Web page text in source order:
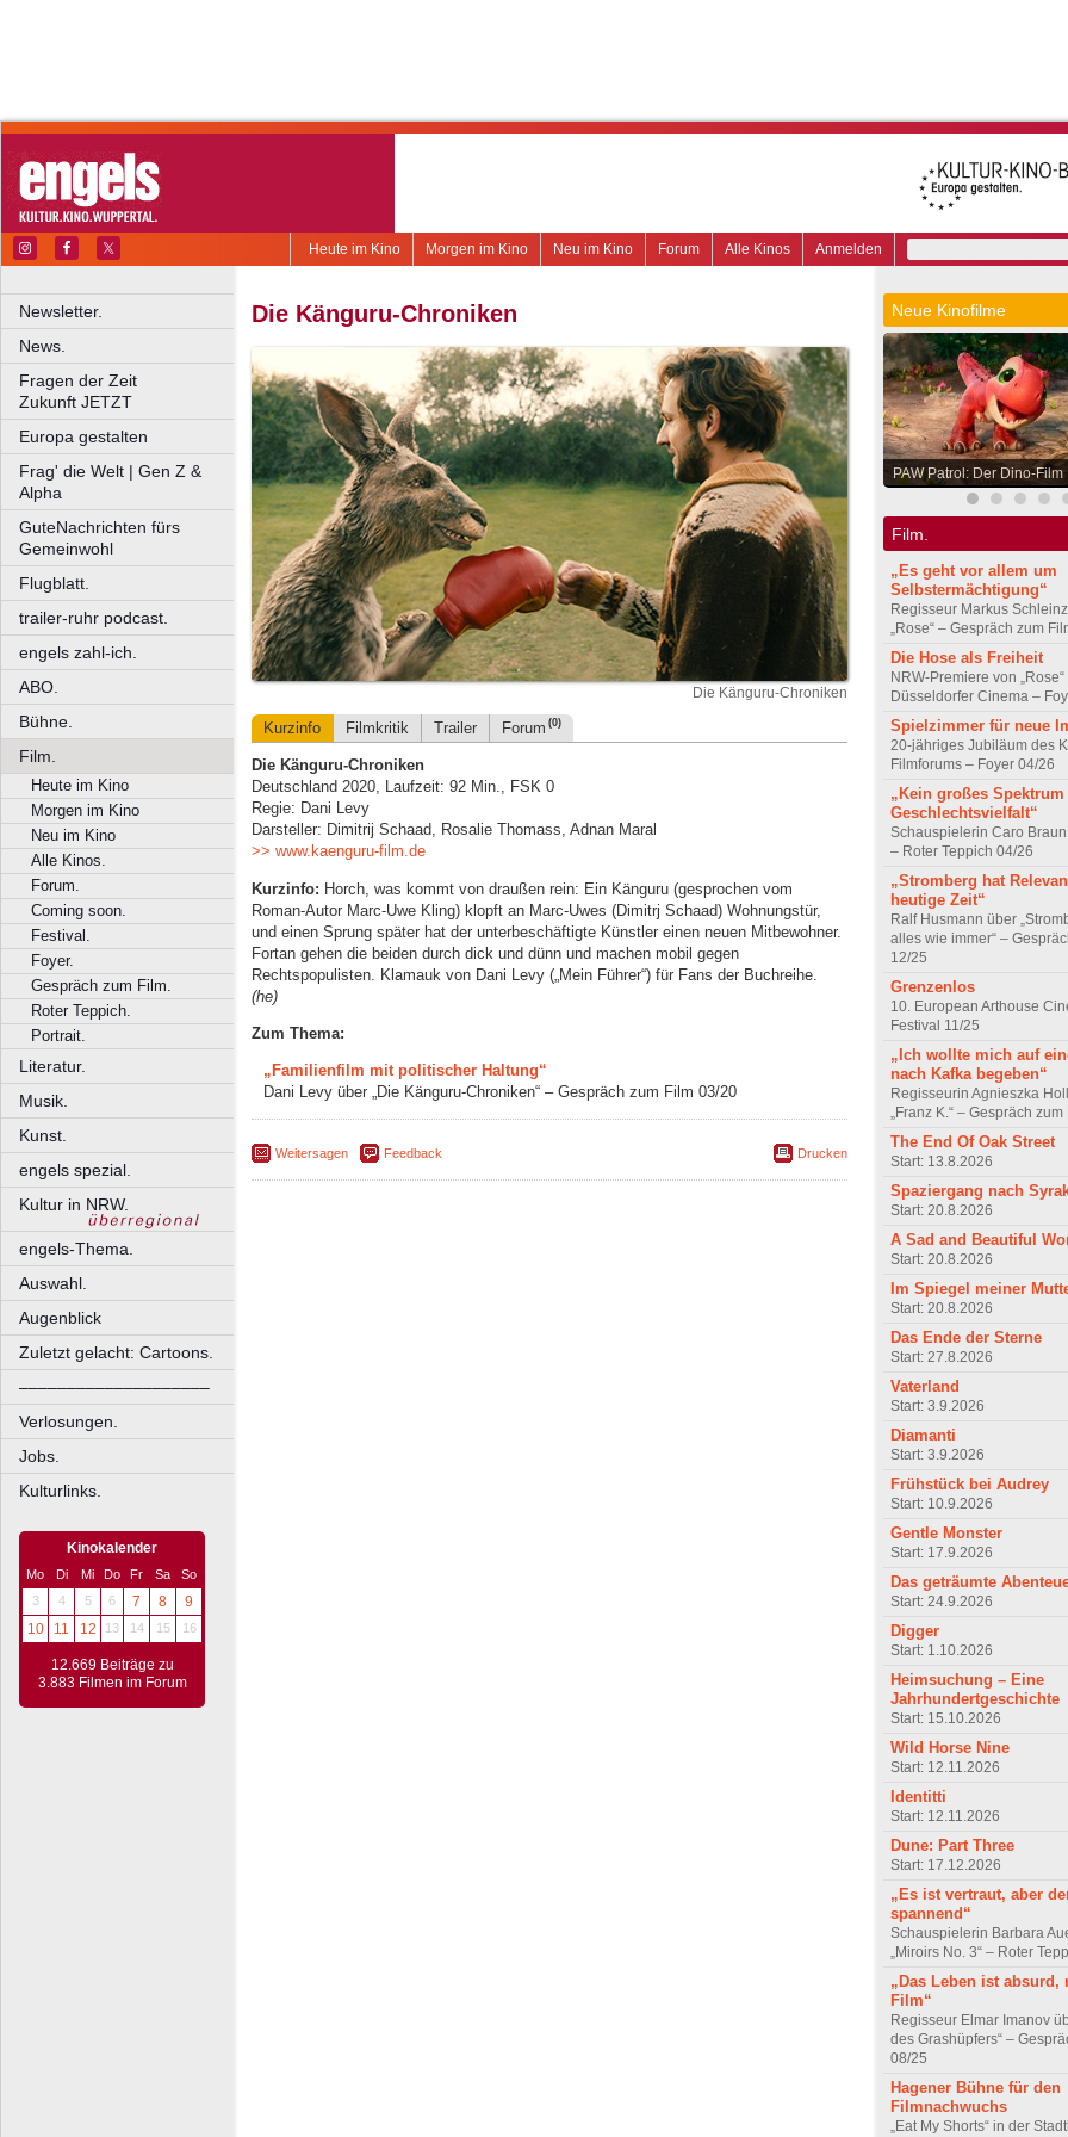
Anmelden
Alle Kinos
Forum
Neu im Kino
Morgen im Kino
Heute im Kino
Newsletter.
News.
Fragen der Zeit
Zukunft JETZT
Europa gestalten
Frag' die Welt | Gen Z &
Alpha
GuteNachrichten fürs
Gemeinwohl
Flugblatt.
trailer-ruhr podcast.
engels zahl-ich.
ABO.
Bühne.
Film.
Heute im Kino
Morgen im Kino
Neu im Kino
Alle Kinos.
Forum.
Coming soon.
Festival.
Foyer.
Gespräch zum Film.
Roter Teppich.
Portrait.
Literatur.
Musik.
Kunst.
engels spezial.
Kultur in NRW.
engels-Thema.
Auswahl.
Augenblick
Zuletzt gelacht: Cartoons.
––––––––––––––––––––
Verlosungen.
Jobs.
Kulturlinks.
Kinokalender
Mo Di Mi Do Fr Sa
So
3
4 5 6 7 8
9
10
11 12 13 14 15 16
12.669 Beiträge zu
3.883 Filmen im Forum
Die Känguru-Chroniken
Die Känguru-Chroniken
Kurzinfo Filmkritik Trailer Forum (0)
Die Känguru-Chroniken
Deutschland 2020, Laufzeit: 92 Min., FSK 0
Regie: Dani Levy
Darsteller: Dimitrij Schaad, Rosalie Thomass, Adnan Maral
>> www.kaenguru-film.de
Kurzinfo: Horch, was kommt von draußen rein: Ein Känguru (gesprochen vom
Roman-Autor Marc-Uwe Kling) klopft an Marc-Uwes (Dimitrj Schaad) Wohnungstür,
und einen Sprung später hat der unterbeschäftigte Künstler einen neuen Mitbewohner.
Fortan gehen die beiden durch dick und dünn und machen mobil gegen
Rechtspopulisten. Klamauk von Dani Levy („Mein Führer“) für Fans der Buchreihe.
(he)
Zum Thema:
„Familienfilm mit politischer Haltung“
Dani Levy über „Die Känguru-Chroniken“ – Gespräch zum Film 03/20
Weitersagen Feedback Drucken
Neue Kinofilme
PAW Patrol: Der Dino-Film
Film.
„Es geht vor allem um
Selbstermächtigung“
Regisseur Markus
„Rose“ – Gespräch zum
Die Hose als Freiheit
NRW-Premiere von „Rose“
Düsseldorfer Cinema –
Spielzimmer für neue
20-jähriges Jubiläum des
Filmforums – Foyer 04/26
„Kein großes Spektrum
Geschlechtsvielfalt“
Schauspielerin Caro Braun
– Roter Teppich 04/26
„Stromberg hat
heutige Zeit“
Ralf Husmann über
alles wie immer“ –
12/25
Grenzenlos
10. European Arthouse
Festival 11/25
„Ich wollte mich auf
nach Kafka begeben“
Regisseurin Agnieszka
„Franz K.“ – Gespräch
The End Of Oak Street
Start: 13.8.2026
Spaziergang nach
Start: 20.8.2026
A Sad and Beautiful
Start: 20.8.2026
Im Spiegel meiner
Start: 20.8.2026
Das Ende der Sterne
Start: 27.8.2026
Vaterland
Start: 3.9.2026
Diamanti
Start: 3.9.2026
Frühstück bei Audrey
Start: 10.9.2026
Gentle Monster
Start: 17.9.2026
Das geträumte
Start: 24.9.2026
Digger
Start: 1.10.2026
Heimsuchung – Eine
Jahrhundertgeschichte
Start: 15.10.2026
Wild Horse Nine
Start: 12.11.2026
Identitti
Start: 12.11.2026
Dune: Part Three
Start: 17.12.2026
„Es ist vertraut, aber
spannend“
Schauspielerin Barbara
„Miroirs No. 3“ – Roter
„Das Leben ist absurd,
Film“
Regisseur Elmar Imanov
des Grashüpfers“ –
08/25
Hagener Bühne für den
Filmnachwuchs
„Eat My Shorts“ in der